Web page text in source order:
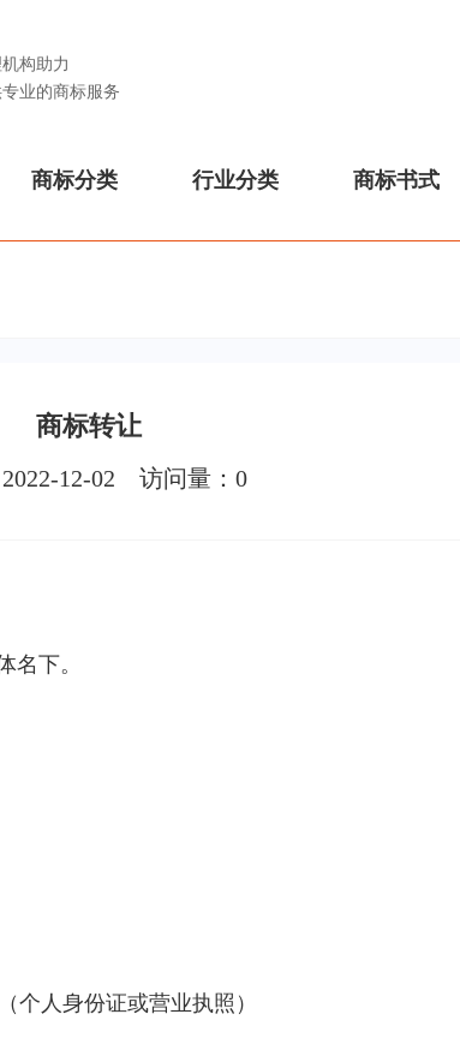
构助力
业的商标服务
商标分类 行业分类 商标书式
商标转让
12-02 访问量： 0
名下。
个人身份证或营业执照）